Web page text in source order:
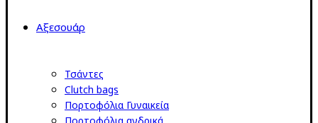
Αξεσουάρ
Τσάντες
Clutch bags
Πορτοφόλια Γυναικεία